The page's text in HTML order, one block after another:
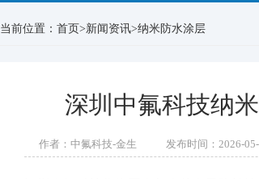
当前位置： 首页>新闻资讯>纳米防水涂层
深圳中氟科技纳
作者：中氟科技-金生 发布时间：2026-